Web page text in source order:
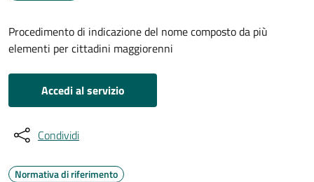
Procedimento di indicazione del nome composto da più
elementi per cittadini maggiorenni
Accedi al servizio
Condividi
Normativa di riferimento